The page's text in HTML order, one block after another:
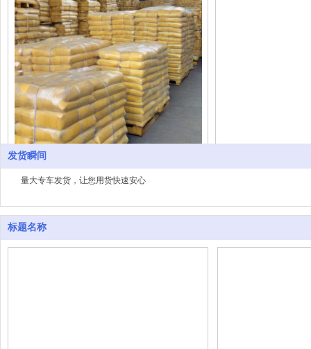
包装2
标题名称
发货瞬间
量大专车发货，让您用货快速安心